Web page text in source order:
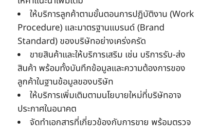
ให้บริการลูกค้าตามขั้นตอนการปฏิบัติงาน (Work
Procedure) และมาตรฐานแบรนด์ (Brand
Standard) ของบริษัทอย่างเคร่งครัด
ขายสินค้าและให้บริการเสริม เช่น บริการรับ-ส่ง
สินค้า พร้อมทั้งบันทึกข้อมูลและความต้องการของ
ลูกค้าในฐานข้อมูลของบริษัท
ให้บริการเพิ่มเติมตามนโยบายใหม่ที่บริษัทอาจ
ประกาศในอนาคต
จัดทำเอกสารที่เกี่ยวข้องกับการขาย พร้อมตรวจ